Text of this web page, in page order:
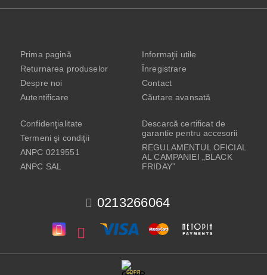
0213266064
Prima pagină
Returnarea produselor
Despre noi
Autentificare
Informaţii utile
Înregistrare
Contact
Căutare avansată
Confidenţialitate
Termeni şi condiţii
ANPC 0219551
ANPC SAL
Descarcă certificat de
garanție pentru accesorii
REGULAMENTUL OFICIAL
AL CAMPANIEI „BLACK
FRIDAY”
GDPR